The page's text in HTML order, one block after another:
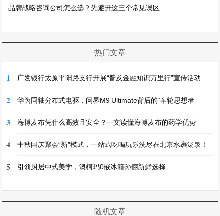
品牌战略咨询公司怎么选？先避开这三个常见误区
热门文章
1 广发银行太原平阳路支行开展“普及金融知识万里行”宣传活动
2 华为同轴分布式电驱，问界M9 Ultimate背后的“车轮思想者”
3 海博麦布凭什么高效且安全？一文读懂海博麦布的药学优势
4 中秋国庆聚会“新”模式，一站式吃喝玩乐洗尽在北京水裹汤泉！
5 引领厨居中式美学，澳柯玛0嵌冰箱孙俪新鲜选择
随机文章